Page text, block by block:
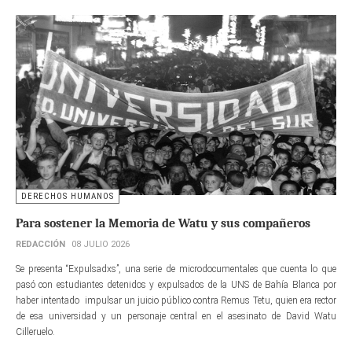
DERECHOS HUMANOS
Para sostener la Memoria de Watu y sus compañeros
REDACCIÓN 08 JULIO 2026
Se presenta “Expulsadxs”, una serie de microdocumentales que cuenta lo que
pasó con estudiantes detenidos y expulsados de la UNS de Bahía Blanca por
haber intentado impulsar un juicio público contra Remus Tetu, quien era rector
de esa universidad y un personaje central en el asesinato de David Watu
Cilleruelo.